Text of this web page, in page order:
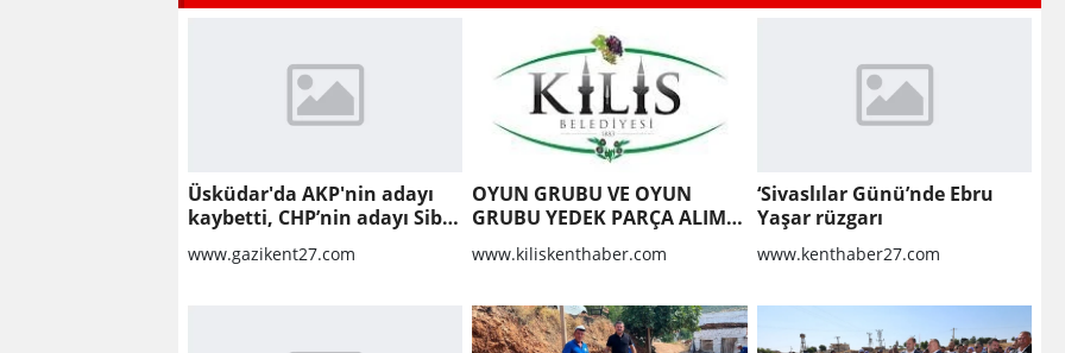
Üsküdar'da AKP'nin adayı
kaybetti, CHP’nin adayı Sibel
Tan Çetinkaya Başkan Vekili
seçildi
www.gazikent27.com
OYUN GRUBU VE OYUN
GRUBU YEDEK PARÇA ALIM
www.kiliskenthaber.com
‘Sivaslılar Günü’nde Ebru
Yaşar rüzgarı
www.kenthaber27.com